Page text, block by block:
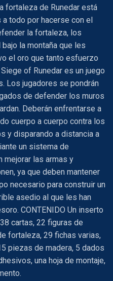
fortaleza de Runedar está
todo por hacerse con el
la fortaleza, los
la montaña que les
el oro que tanto esfuerzo
of Runedar es un juego
Los jugadores se pondrán
de defender los muros
Deberán enfrentarse a
cuerpo a cuerpo contra los
y disparando a distancia a
un sistema de
mejorar las armas y
ya que deben mantener
necesario para construir un
asedio al que les han
CONTENIDO Un inserto
cartas, 22 figuras de
fortaleza, 29 fichas varias,
piezas de madera, 5 dados
una hoja de montaje,